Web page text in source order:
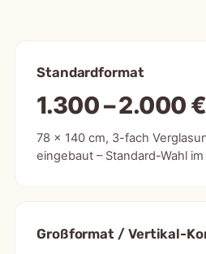
Standardformat
1.300 – 2.000 €
78 × 140 cm, 3-fach
eingebaut – Standard-Wahl im
Großformat / Vertikal-